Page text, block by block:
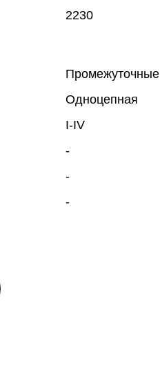
2230
Промежуточные
Одноцепная
I-IV
-
-
-